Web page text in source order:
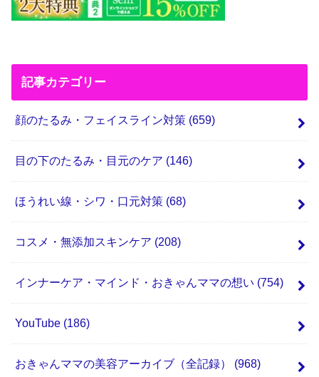
記事カテゴリー
顔のたるみ・フェイスライン対策 (659)
目の下のたるみ・目元のケア (146)
ほうれい線・シワ・口元対策 (68)
コスメ・無添加スキンケア (208)
インナーケア・マインド・おきゃんママの想い (754)
YouTube (186)
おきゃんママの美容アーカイブ（全記録） (968)